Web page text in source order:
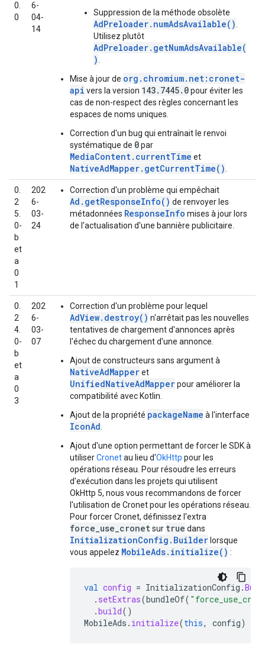
0.
0
6-
04-
14
Suppression de la méthode obsolète
AdPreloader.numAdsAvailable()
Utilisez plutôt
AdPreloader.getNumAdsAvailable(
)
Mise à jour de org.chromium.net:cronet-
api vers la version 143.7445.0pour éviter les
cas de non-respect des règles concernant les
espaces de noms uniques.
Correction d'un bug qui entraînait le renvoi
systématique de 0par
MediaContent.currentTime et
NativeAdMapper.getCurrentTime()
0.
2
5.
0-
b
et
a
0
1
202
6-
03-
24
Correction d'un problème qui empêchait
Ad.getResponseInfo() de renvoyer les
métadonnées ResponseInfo mises à jour lors
de l'actualisation d'une bannière publicitaire.
0.
2
4.
0-
b
et
a
0
3
202
6-
03-
07
Correction d'un problème pour lequel
AdView.destroy() n'arrêtait pas les nouvelles
tentatives de chargement d'annonces après
l'échec du chargement d'une annonce.
Ajout de constructeurs sans argument à
NativeAdMapperet
UnifiedNativeAdMapperpour améliorer la
compatibilité avec Kotlin.
Ajout de la propriété packageName à l'interface
IconAd
Ajout d'une option permettant de forcer le SDK à
utiliserCronetau lieu d'OkHttp pour les
opérations réseau. Pour résoudre les erreurs
d'exécution dans les projets qui utilisent
OkHttp 5, nous vous recommandons de forcer
l'utilisation de Cronet pour les opérations réseau.
Pour forcer Cronet, définissez l'extra
force_use_cronetsur true dans
InitializationConfig.Builder lorsque
vous appelez MobileAds.initialize() :
val config = InitializationConfig .
. setExtras(bundleOf(
.build()
MobileAds . initialize(this, config)